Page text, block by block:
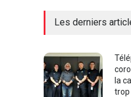
Les derniers
la
trop